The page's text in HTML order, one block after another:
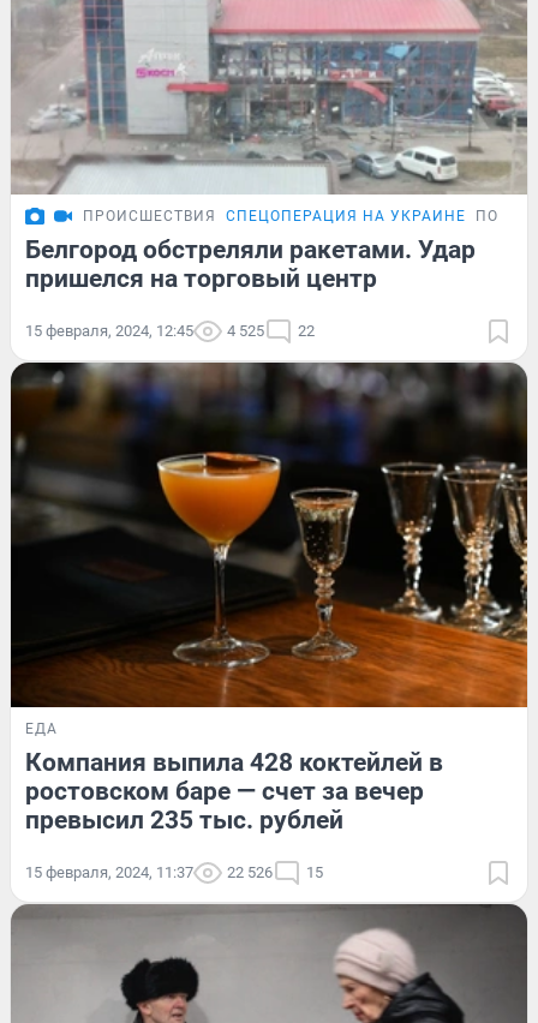
ПРОИСШЕСТВИЯ СПЕЦОПЕРАЦИЯ НА УКРАИНЕ
Белгород обстреляли ракетами. Удар
пришелся на торговый центр
15 февраля, 2024, 12:45 4 525 22
ЕДА
Компания выпила 428 коктейлей в
ростовском баре — счет за вечер
превысил 235 тыс. рублей
15 февраля, 2024, 11:37 22 526 15